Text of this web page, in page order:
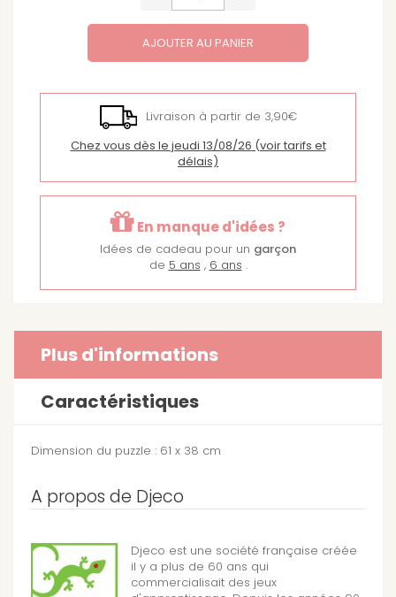
AJOUTER AU PANIER
Livraison à partir de 3,90€
Chez vous dès le jeudi 13/08/26 (voir tarifs et
délais)
En manque d'idées ?
Idées de cadeau pour un garçon
de 5 ans , 6 ans .
Plus d'informations
Caractéristiques
Dimension du puzzle : 61 x 38 cm
A propos de Djeco
Djeco est une société française créée
il y a plus de 60 ans qui
commercialisait des jeux